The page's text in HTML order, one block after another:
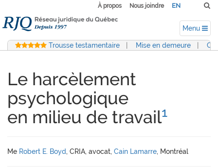
À propos Nous joindre EN
Menu
Trousse testamentaire Mise en demeure
Le harcèlement
psychologique
en milieu de travail1
Me Robert E. Boyd, CRIA, avocat, Cain Lamarre, Montréal